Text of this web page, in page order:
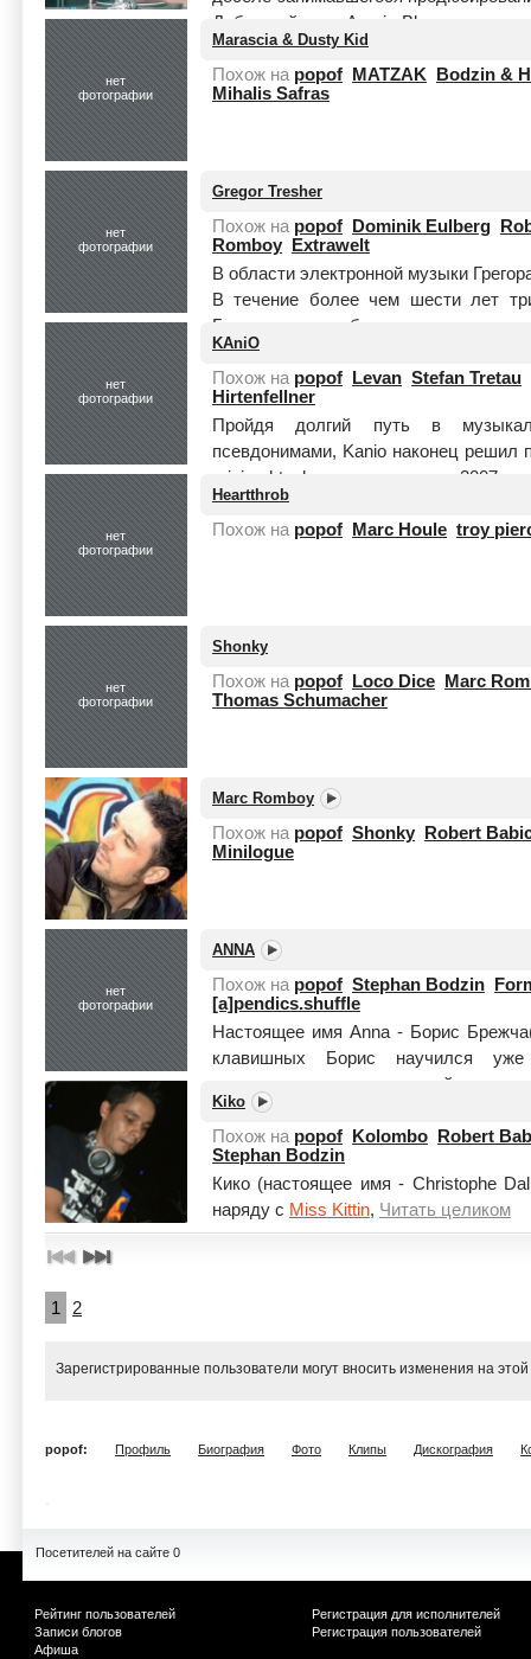
Дебютный диск Agoria Blossom -
ожи...Читать целиком
нет
фотографии
Marascia & Dusty Kid
Похож на popof MATZAK
Bodzin &
Mihalis Safras
нет
фотографии
Gregor Tresher
Похож на popof Dominik Eulberg
Romboy
Extrawelt
В области электронной музыки
В течение более чем шести лет
Германии уже был известен со
современн...
нет
фотографии
KAniO
Похож на popof Levan Stefan Tretau
Hirtenfellner
Пройдя долгий путь в
псевдонимами, Kanio наконец решил
minimal techno сцену в конце 2007
вершины чартов с т...
нет
фотографии
Heartthrob
Похож на popof Marc Houle troy
нет
фотографии
Shonky
Похож на popof Loco Dice
Marc
Thomas Schumacher
Marc Romboy
Похож на popof Shonky
Robert
Minilogue
нет
фотографии
ANNA
Похож на popof Stephan Bodzin
[a]pendics.shuffle
Настоящее имя Anna - Борис
клавишных Борис научился
предисловием к следующей главе
деятельности. Это изби...
Kiko
Похож на popof Kolombo
Robert
Stephan Bodzin
Кико (настоящее имя - Christophe
наряду с Miss Kittin, Читать целиком
1 2
Зарегистрированные пользователи могут вносить изменения на
popof: Профиль Биография Фото Клипы Дискография
Посетителей на сайте 0
Рейтинг пользователей
Записи блогов
Афиша
Регистрация для исполнителей
Регистрация пользователей